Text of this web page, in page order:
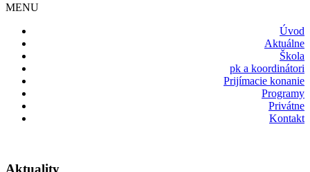
MENU
Úvod
Aktuálne
Škola
pk a koordinátori
Prijímacie konanie
Programy
Privátne
Kontakt
Aktuality